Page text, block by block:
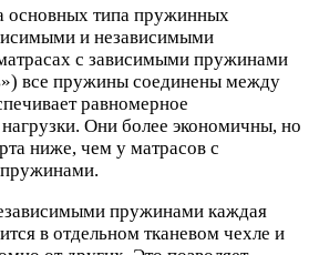
основных типа пружинных
и независимыми
с зависимыми пружинами
все пружины соединены между
равномерное
Они более экономичны, но
ниже, чем у матрасов с
пружинами каждая
в отдельном тканевом чехле и